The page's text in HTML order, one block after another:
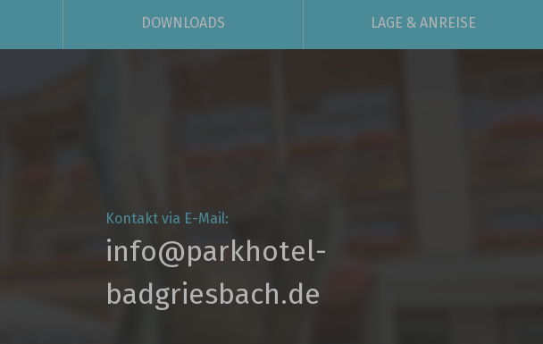
DOWNLOADS LAGE & ANREISE
Kontakt via E-Mail:
info@parkhotel­-
badgriesbach.de